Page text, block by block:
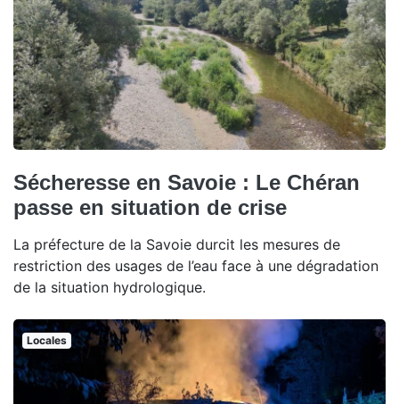
Sécheresse en Savoie : Le Chéran
passe en situation de crise
La préfecture de la Savoie durcit les mesures de
restriction des usages de l’eau face à une dégradation
de la situation hydrologique.
Locales